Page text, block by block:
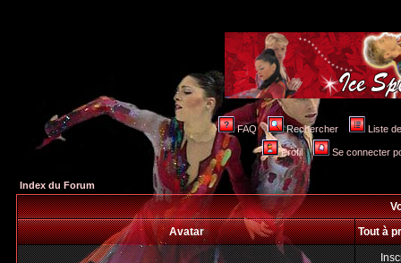
FAQ Rechercher Liste
Profil Se connecter
Index du Forum
Avatar
Tout à